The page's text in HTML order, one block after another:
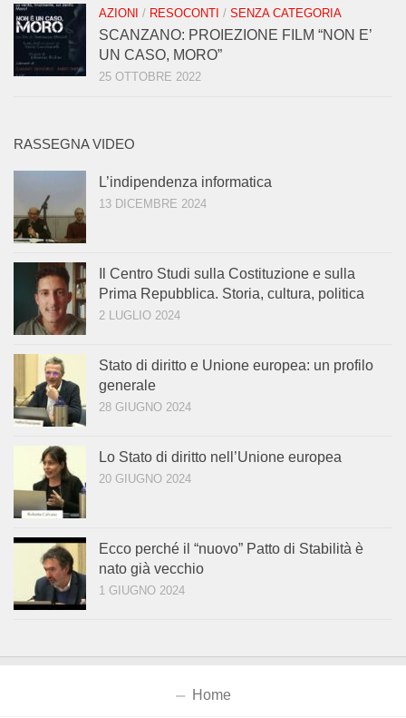
AZIONI / RESOCONTI / SENZA CATEGORIA
SCANZANO: PROIEZIONE FILM “NON E’
UN CASO, MORO”
25 OTTOBRE 2022
RASSEGNA VIDEO
L’indipendenza informatica
13 DICEMBRE 2024
Il Centro Studi sulla Costituzione e sulla
Prima Repubblica. Storia, cultura, politica
2 LUGLIO 2024
Stato di diritto e Unione europea: un profilo
generale
28 GIUGNO 2024
Lo Stato di diritto nell’Unione europea
20 GIUGNO 2024
Ecco perché il “nuovo” Patto di Stabilità è
nato già vecchio
1 GIUGNO 2024
Home